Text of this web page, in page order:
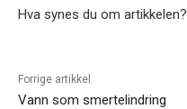
Hva synes du om artikkelen?
Forrige artikkel
Vann som smertelindring